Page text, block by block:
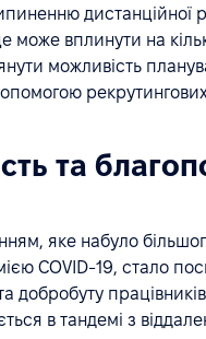
дистанційної
може вплинути на
можливість
та
яке набуло
COVID-19, стало
добробуту
в тандемі з